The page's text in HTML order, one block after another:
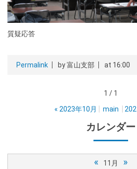
質疑応答
Permalink by 富山支部 at 16:00
1 / 1
« 2023年10月 main
カレンダー
« 11月 »